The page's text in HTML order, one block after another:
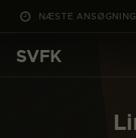
NÆSTE
SVFK
DET SKER